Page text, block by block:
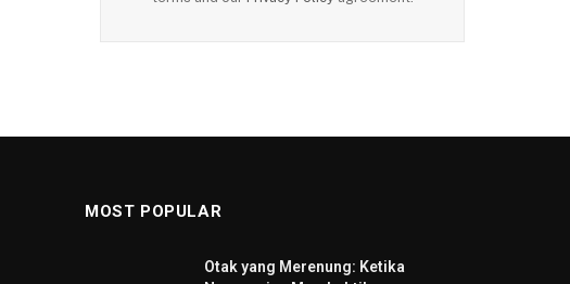
MOST POPULAR
Otak yang Merenung: Ketika